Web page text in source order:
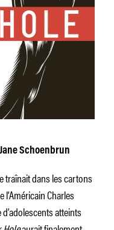
Schoenbrun
traînait dans les cartons
Charles
atteints